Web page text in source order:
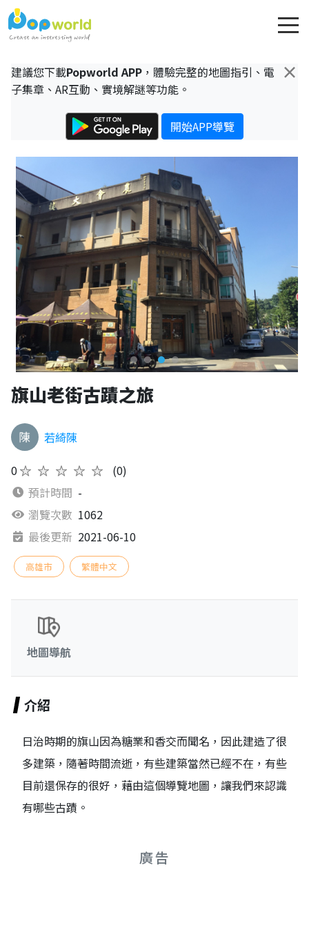
×
建議您下載Popworld APP ，體驗完整的地圖指引、電
子集章、AR互動、實境解謎等功能。
開始APP導覽
旗山老街古蹟之旅
若綺陳
0★★★★★
(0)
預計時間 -
瀏覽次數 1062
最後更新 2021-06-10
高雄市 繁體中文
地圖導航
介紹
日治時期的旗山因為糖業和香交而聞名，因此建造了很
多建築，隨著時間流逝，有些建築當然已經不在，有些
目前還保存的很好，藉由這個導覽地圖，讓我們來認識
有哪些古蹟。
廣告